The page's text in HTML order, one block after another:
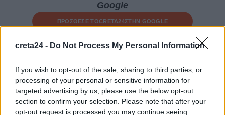
creta24 - Do Not Process My Personal Information
If you wish to opt-out of the sale, sharing to third parties, or
processing of your personal or sensitive information for
targeted advertising by us, please use the below opt-out
section to confirm your selection. Please note that after your
opt-out request is processed you may continue seeing
Google
ΠΡΟΣΘΕΣΕ ΤΟCRETA24ΣΤΗΝ GOOGLE
«Θεριακλήδες» οι Έλληνες – Πάνω από 1 στους 5 καπνίζει
καθημερινά
7 Αυγούστου, 2026